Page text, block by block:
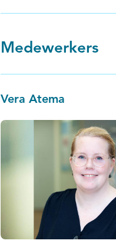
van behandeling kunnen
patiënt, als voor de
geoptimaliseerd kan
RCC project door
patiëntenvereniging Leven
nierkanker.
Medewerkers
Vera Atema